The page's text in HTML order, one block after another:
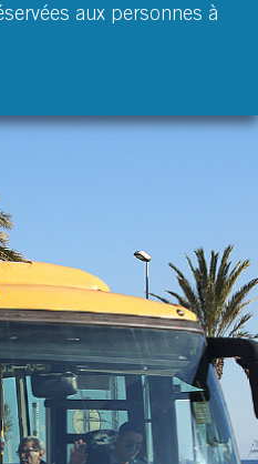
aux personnes à